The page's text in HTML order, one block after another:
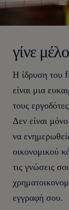
γίνε
Η ίδρυση
είναι μια
τους
Δεν είναι
να
οικονομικού
τις γνώσεις
εγγραφή σου.